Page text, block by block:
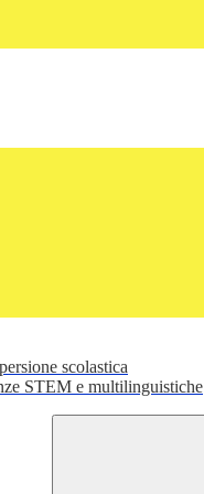
scolastica
STEM e multilinguistiche